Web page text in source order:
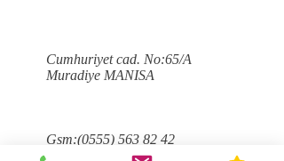
Cumhuriyet cad. No:65/A
Muradiye MANISA
Gsm:(0555) 563 82 42